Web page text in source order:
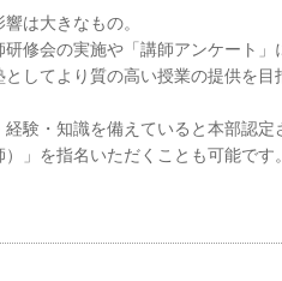
は大きなもの。
修会の実施や「講師アンケート」
してより質の高い授業の提供を目
験・知識を備えていると本部認定
」を指名いただくことも可能です。